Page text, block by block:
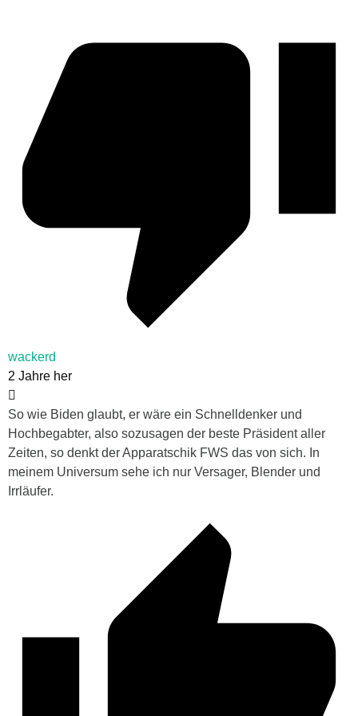
wackerd
2 Jahre her
So wie Biden glaubt, er wäre ein Schnelldenker und
Hochbegabter, also sozusagen der beste Präsident aller
Zeiten, so denkt der Apparatschik FWS das von sich. In
meinem Universum sehe ich nur Versager, Blender und
Irrläufer.